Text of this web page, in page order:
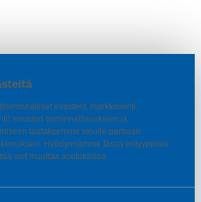
evästeet, markkinointi,
sivuston toiminnallisuuksien ja
taataksemme sinulle parhaan
Hyödynnämme tässä erityyppisiä
voit muuttaa asetuksissa.